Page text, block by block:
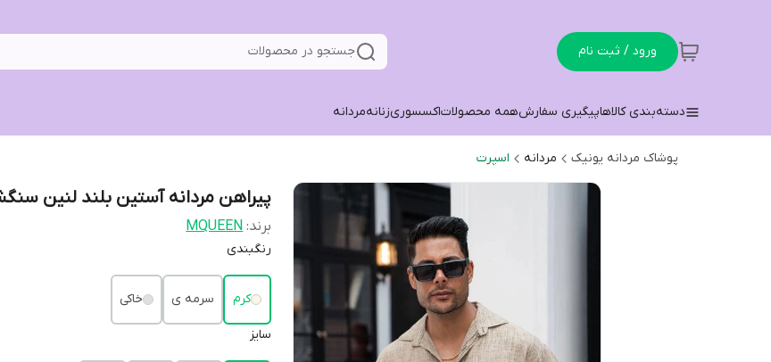
ورود / ثبت نام جستجو در محصولات
دسته‌بندی کالاهاپیگیری سفارشهمه محصولاتاکسسوریزنانهمردانه
پوشاک مردانه یونیک مردانه اسپرت
پیراهن مردانه آستین بلند لنین
برند: MQUEEN
رنگبندی
کرم سرمه ی خاکی
سایز